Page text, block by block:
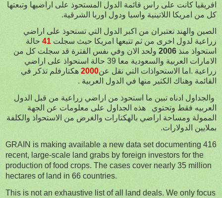
افريقيا كانت على راس قائمة الدول المستحوذ على اراضيها وتبعتها
كل من امريكا اللاتينية واسيا ودول اوربا الشرقية.
الصين والهند تعتبران من اكبر الدول التي تستحوذ على اراضي
زراعية لدول اخرى من ثم تتبعها امريكا حيث سجلت 41 حالة
استحواذ منذ 2006 ولحد الان وفي نفس الفترة قد سجلت كل من
الامارات العربية والسعودية معا 39 حالة استحواذ على اراضي
زراعية .اما الاستحواذات التي تقل عن2000 هكتارفلم تذكر في
القائمة وهناك الكثير منها في الدول العربية .
والجداول ادناه تبين ما استحوذ من اراضي زراعية من قبل الدول
العربيه فقط وتحتوي
هذه الجداول على معلومات عن الجهة
الممولة ومساحة اراضي بالهكتارات والغرض من الاستحواذ والكلفة
بملايين الدولارات.
GRAIN is making available a new data set documenting 416
recent, large-scale land grabs by foreign investors for the
production of food crops. The cases cover nearly 35 million
hectares of land in 66 countries.
This is not an exhaustive list of all land deals. We only focus